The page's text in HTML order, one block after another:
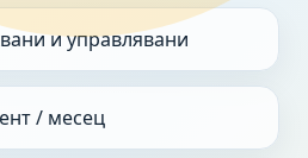
и управлявани
/ месец